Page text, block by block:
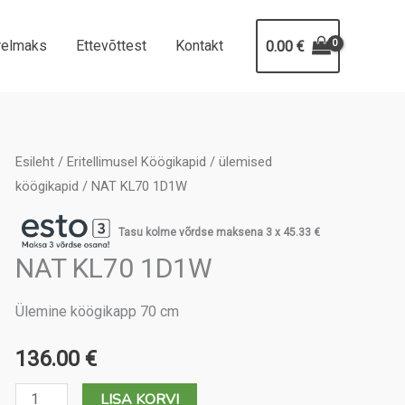
Ettevõttest Kontakt 0.00 €
Esileht/ Eritellimusel Köögikapid / ülemised
köögikapid / NAT KL70 1D1W
Tasu kolme võrdse maksena 3 x 45.33 €
NAT KL70 1D1W
Ülemine köögikapp 70 cm
136.00 €
NAT
LISA KORVI